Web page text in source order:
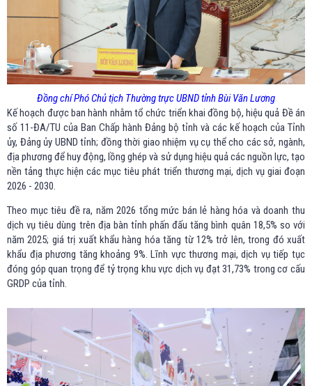
Đồng chí Phó Chủ tịch Thường trực UBND tỉnh Bùi Văn Lương
Kế hoạch được ban hành nhằm tổ chức triển khai đồng bộ, hiệu quả Đề án
số 11-ĐA/TU của Ban Chấp hành Đảng bộ tỉnh và các kế hoạch của Tỉnh
ủy, Đảng ủy UBND tỉnh; đồng thời giao nhiệm vụ cụ thể cho các sở, ngành,
địa phương để huy động, lồng ghép và sử dụng hiệu quả các nguồn lực, tạo
nền tảng thực hiện các mục tiêu phát triển thương mại, dịch vụ giai đoạn
2026 - 2030.
Theo mục tiêu đề ra, năm 2026 tổng mức bán lẻ hàng hóa và doanh thu
dịch vụ tiêu dùng trên địa bàn tỉnh phấn đấu tăng bình quân 18,5% so với
năm 2025; giá trị xuất khẩu hàng hóa tăng từ 12% trở lên, trong đó xuất
khẩu địa phương tăng khoảng 9%. Lĩnh vực thương mại, dịch vụ tiếp tục
đóng góp quan trọng để tỷ trọng khu vực dịch vụ đạt 31,73% trong cơ cấu
GRDP của tỉnh.